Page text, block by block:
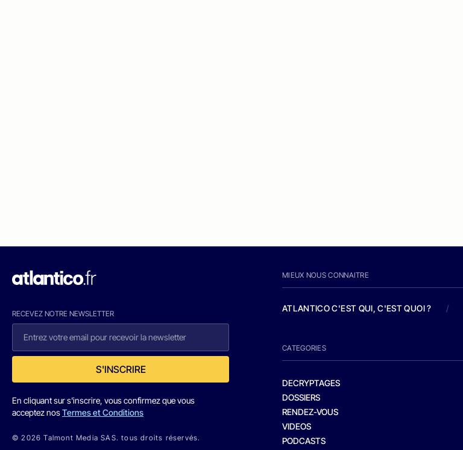
RECEVEZ NOTRE NEWSLETTER
S'INSCRIRE
En cliquant sur s'inscrire, vous confirmez que vous
acceptez nosTermes et Conditions
© 2026 Talmont Media SAS. tous droits réservés.
MIEUX NOUS CONNAITRE
ATLANTICO C'EST QUI, C'EST QUOI ? /
CATEGORIES
DECRYPTAGES
DOSSIERS
RENDEZ-VOUS
VIDEOS
PODCASTS